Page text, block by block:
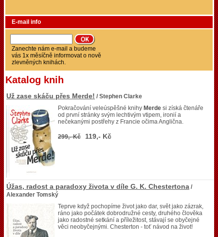
E-mail info
Zanechte nám e-mail a budeme
vás 1x měsíčně informovat o nově
zlevněných knihách.
Katalog knih
Už zase skáču přes Merde! / Stephen Clarke
Pokračování veleúspěšné knihy Merde si získá čtenáře
od první stránky svým lechtivým vtipem, ironií a
nečekanými postřehy z Francie očima Anglična.
299,- Kč 119,- Kč
Úžas, radost a paradoxy života v díle G. K. Chestertona /
Alexander Tomský
Teprve když pochopíme život jako dar, svět jako zázrak,
ráno jako počátek dobrodružné cesty, druhého člověka
jako radostné setkání a příležitost, stávají se obyčejné
věci neobyčejnými. Chesterton - toť návod na život!